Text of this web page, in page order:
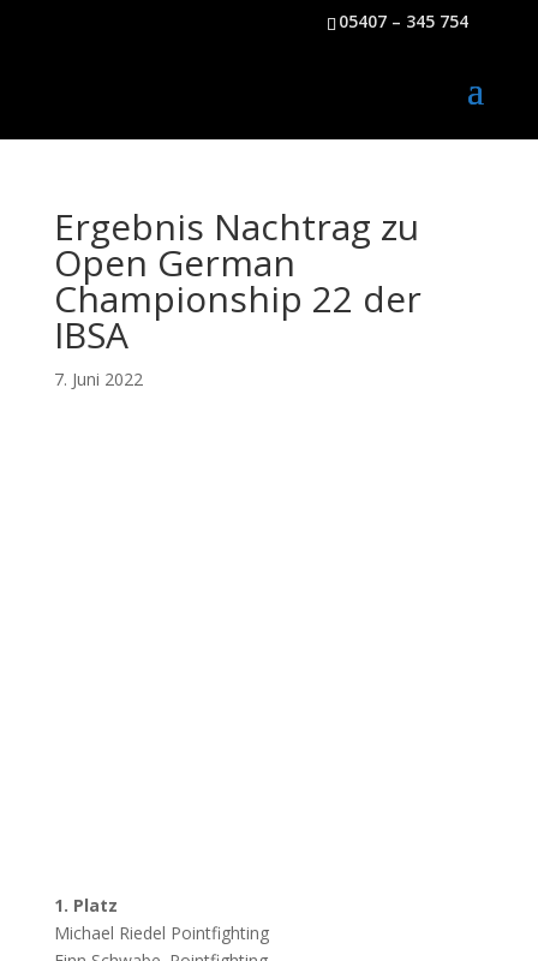
05407 – 345 754
Ergebnis Nachtrag zu
Open German
Championship 22 der
IBSA
7. Juni 2022
1. Platz
Michael Riedel Pointfighting